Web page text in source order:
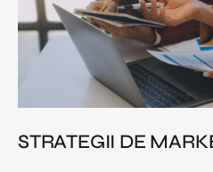
STRATEGII DE